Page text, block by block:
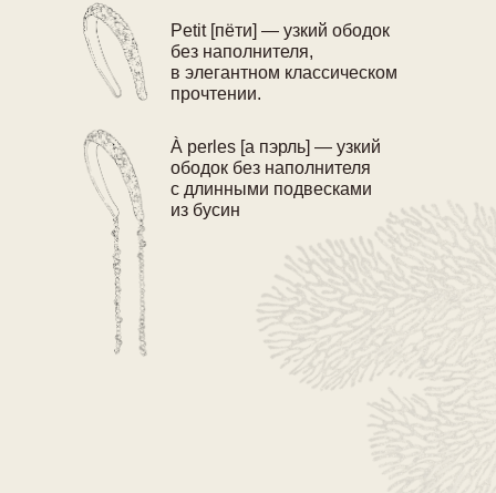
Petit [пёти] — узкий ободок
без наполнителя,
в элегантном классическом
прочтении.
À perles [а пэрль] — узкий
ободок без наполнителя
с длинными подвесками
из бусин